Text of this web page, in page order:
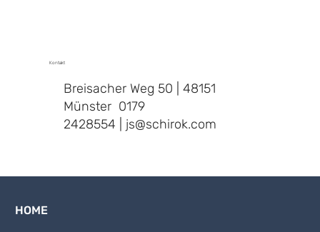
Kontakt
Breisacher Weg 50 | 48151
Münster 0179
2428554 | js@schirok.com
HOME